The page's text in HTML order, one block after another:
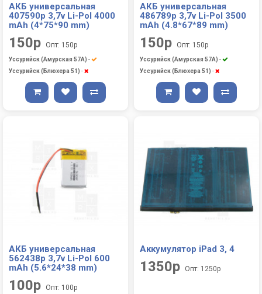
АКБ универсальная
407590p 3,7v Li-Pol 4000
mAh (4*75*90 mm)
150р Опт: 150р
Уссурийск (Амурская 57А) -
Уссурийск (Блюхера 51) -
АКБ универсальная
486789p 3,7v Li-Pol 3500
mAh (4.8*67*89 mm)
150р Опт: 150р
Уссурийск (Амурская 57А) -
Уссурийск (Блюхера 51) -
АКБ универсальная
562438p 3,7v Li-Pol 600
mAh (5.6*24*38 mm)
100р Опт: 100р
Аккумулятор iPad 3, 4
1350р Опт: 1250р